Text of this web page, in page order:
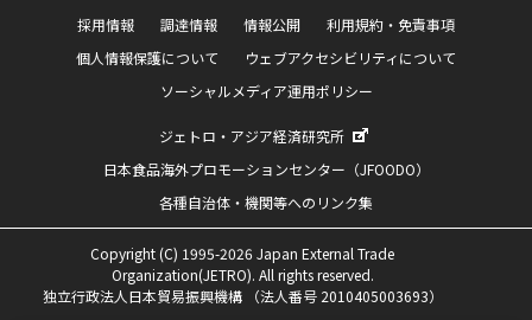
採用情報 調達情報 情報公開
利用規約・免責事項
個人情報保護について
ウェブアクセシビリティについて
ソーシャルメディア運用ポリシー
ジェトロ・アジア経済研究所
日本食品海外プロモーションセンター（JFOODO）
各種自治体・機関等へのリンク集
Copyright (C) 1995-2026 Japan External Trade
Organization(JETRO). All rights reserved.
独立行政法人日本貿易振興機構 （法人番号 2010405003693）